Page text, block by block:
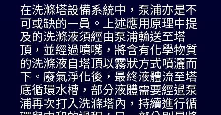
在洗滌塔設備系統中，泵浦亦是不
可或缺的一員。上述應用原理中提
及的洗滌液須經由泵浦輸送至塔
頂，並經過噴嘴，將含有化學物質
的洗滌液自塔頂以霧狀方式噴灑而
下。廢氣淨化後，最終液體流至塔
底循環水槽，部分液體需要經過泵
浦再次打入洗滌塔內，持續進行循